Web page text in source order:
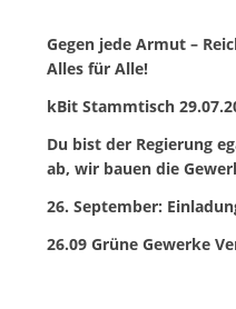
Gegen jede Armut –
Alles für Alle!
kBit Stammtisch
Du bist der Regierung
ab, wir bauen die
26. September:
26.09 Grüne Gewerke